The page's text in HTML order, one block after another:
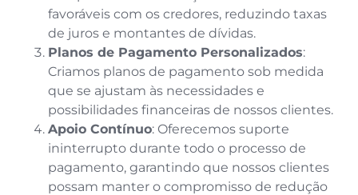
favoráveis com os credores, reduzindo taxas
de juros e montantes de dívidas.
Planos de Pagamento Personalizados:
Criamos planos de pagamento sob medida
que se ajustam às necessidades e
possibilidades financeiras de nossos clientes.
Apoio Contínuo: Oferecemos suporte
ininterrupto durante todo o processo de
pagamento, garantindo que nossos clientes
possam manter o compromisso de redução